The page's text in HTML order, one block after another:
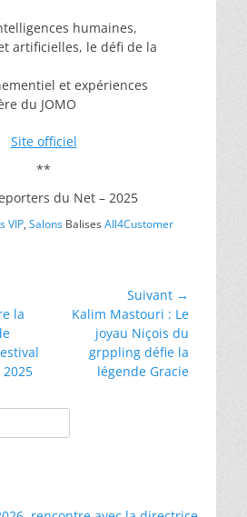
humaines,
artificielles, le défi de la
et expériences
du JOMO
Site officiel
**
du Net – 2025
VIP, Salons BalisesAll4Customer
la
Suivant →
ArticleKalim Mastouri : Le
joyau Niçois du
grppling défie la
légende Gracie